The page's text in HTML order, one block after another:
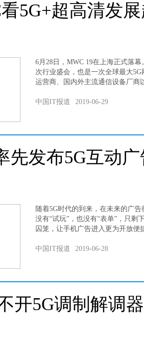
5G+超高清发
6月28日，MWC 19在上海正式落
次行业盛会，也是一次全球最大
运营商、国内外主流通信设备厂商
中国IT报道 2019-06-29
先发布5G互动
随着5G时代的到来，在未来的广
没有“试玩”，也没有“表单”，只剩
囚笼，让手机广告进入更为开放便
中国IT报道 2019-06-28
开5G调制解调